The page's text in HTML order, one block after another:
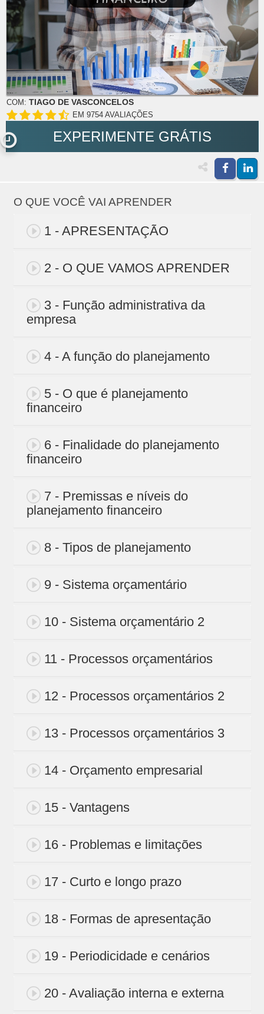
COM: TIAGO DE VASCONCELOS
EM 9754 AVALIAÇÕES
EXPERIMENTE GRÁTIS
O QUE VOCÊ VAI APRENDER
1 - APRESENTAÇÃO
2 - O QUE VAMOS APRENDER
3 - Função administrativa da
empresa
4 - A função do planejamento
5 - O que é planejamento
financeiro
6 - Finalidade do planejamento
financeiro
7 - Premissas e níveis do
planejamento financeiro
8 - Tipos de planejamento
9 - Sistema orçamentário
10 - Sistema orçamentário 2
11 - Processos orçamentários
12 - Processos orçamentários 2
13 - Processos orçamentários 3
14 - Orçamento empresarial
15 - Vantagens
16 - Problemas e limitações
17 - Curto e longo prazo
18 - Formas de apresentação
19 - Periodicidade e cenários
20 - Avaliação interna e externa